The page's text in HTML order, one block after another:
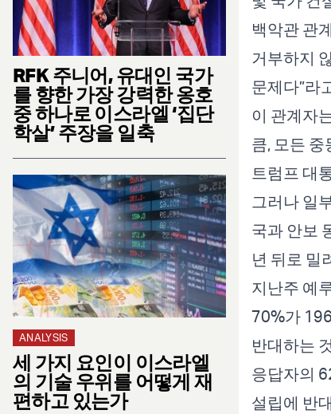
RFK 주니어, 유대인 국가
를 향한 가장 강력한 옹호
중 하나로 이스라엘 ‘집단
학살’ 주장을 일축
ANALYSIS
세 가지 요인이 이스라엘
의 기술 우위를 어떻게 재
편하고 있는가
백악관 관
거부하지
문제다”라
이 관계자
큼, 모든
트럼프 대
그러나 일
국과 안보
년 뒤로 밀
지난주 예
70%가
반대하는
응답자의
설립에 반